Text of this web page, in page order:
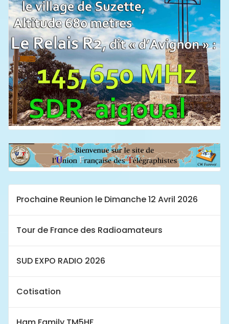
Prochaine Reunion le Dimanche 12 Avril 2026
Tour de France des Radioamateurs
SUD EXPO RADIO 2026
Cotisation